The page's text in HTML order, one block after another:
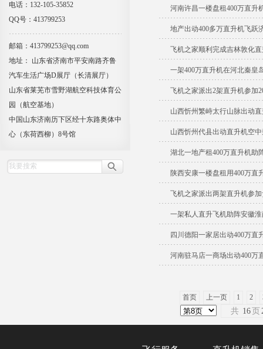
电话：132-105-35852
QQ号：413799253
邮箱：413799253@qq.com
地址： 山东省济南市平安南路齐鲁
汽车生活广场D展厅（长清展厅）
山东省莱芜市雪野湖航空科技体育公
园（航空基地）
中国山东济南历下区经十东路奥体中
心（东荷西柳）8号馆
河南许昌一楼盘租400万直升
地产出动400多万直升机飞跃
飞机之家顺利完成吉林敦化
一架400万直升机在河北秦皇
飞机之家派出2架直升机参加
山西忻州繁峙太行山脉出动
山西忻州代县出动直升机空
湖北一地产租400万直升机助
陕西安康一楼盘租用400万直
飞机之家派出两架直升机参
一架私人直升飞机助阵安徽
四川德阳一家居出动400万直
河南驻马店一商场出动400万
首页 上一页 1 2
共 16 页